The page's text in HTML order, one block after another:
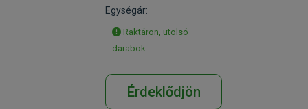
Egységár:
Raktáron, utolsó
darabok
Érdeklődjön